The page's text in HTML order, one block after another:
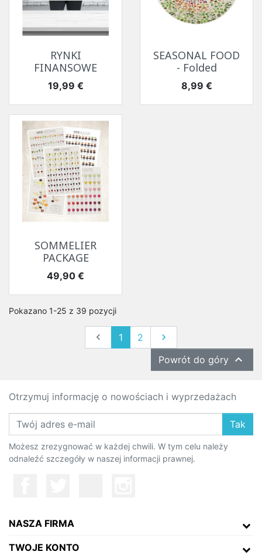
RYNKI
FINANSOWE
Cena
19,99 €
SEASONAL FOOD
- Folded
Cena
8,99 €
SOMMELIER
PACKAGE
Cena
49,90 €
Pokazano 1-25 z 39 pozycji
Poprzedni
 1 2 Następny

Powrót do góry 
Otrzymuj informację o nowościach i wyprzedażach
Tak
Możesz zrezygnować w każdej chwili. W tym celu należy
odnaleźć szczegóły w naszej informacji prawnej.
NASZA FIRMA
TWOJE KONTO